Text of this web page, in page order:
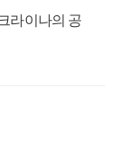
라이나의 공